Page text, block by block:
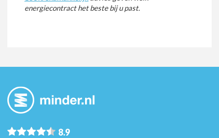
energiecontract het beste bij u past.
8.9